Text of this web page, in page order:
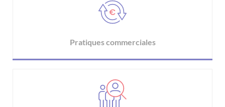
Pratiques commerciales